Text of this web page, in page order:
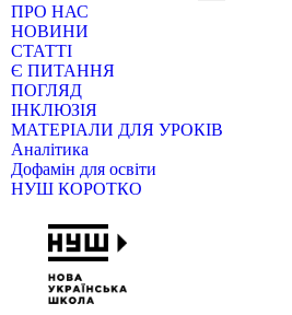
ПРО НАС
НОВИНИ
СТАТТІ
Є ПИТАННЯ
ПОГЛЯД
ІНКЛЮЗІЯ
МАТЕРІАЛИ ДЛЯ УРОКІВ
Аналітика
Дофамін для освіти
НУШ КОРОТКО